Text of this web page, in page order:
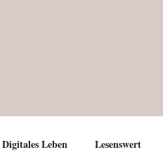
Digitales Leben Lesenswert